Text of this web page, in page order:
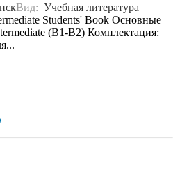
Вид: Учебная литература
Students' Book Основные
(B1-B2) Комплектация: